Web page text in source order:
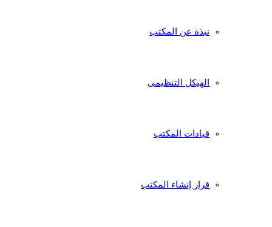
نبذة عن المكتب
الهيكل التنظيمى
قيادات المكتب
قرار إنشاء المكتب